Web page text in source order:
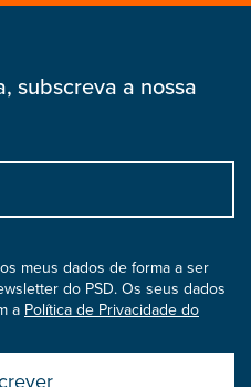
subscreva a nossa
meus dados de forma a ser
do PSD. Os seus dados
a Política de Privacidade do